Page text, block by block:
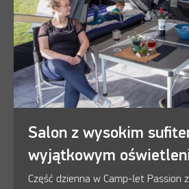
Salon z wysokim
wyjątkowym
Część dzienna w Camp-let Passion